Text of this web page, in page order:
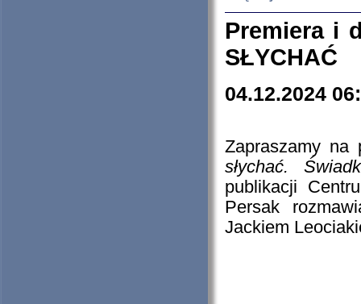
Premiera i
SŁYCHAĆ
04.12.2024
Zapraszamy
słychać.
publikacji
Persak
Jackiem